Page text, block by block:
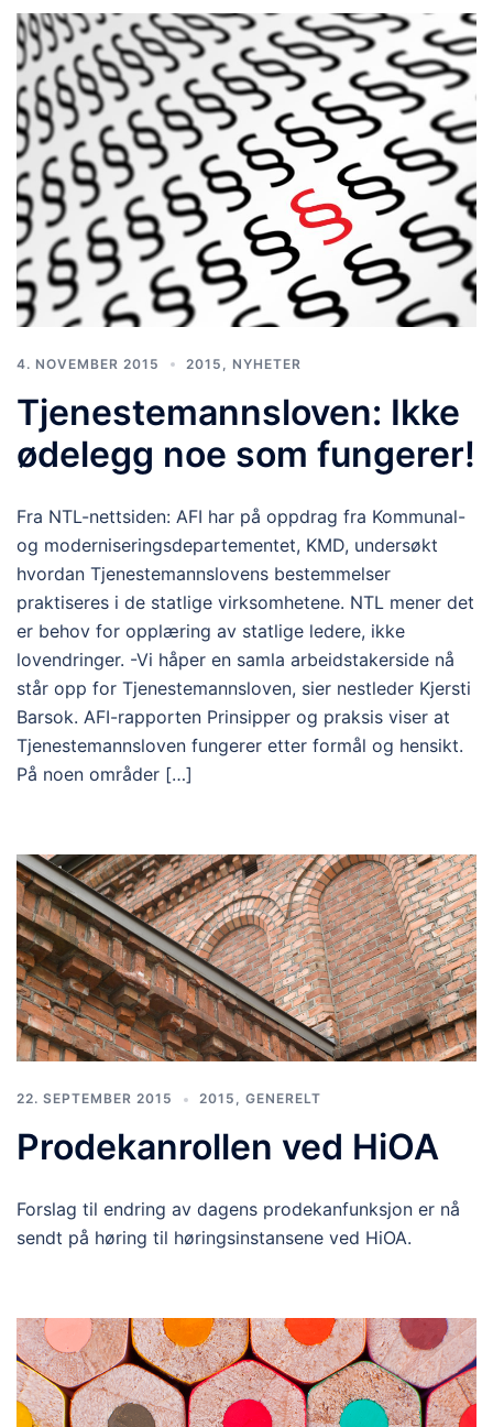
4. NOVEMBER 2015 2015 NYHETER
Tjenestemannsloven: Ikke
ødelegg noe som fungerer!
Fra NTL-nettsiden: AFI har på oppdrag fra Kommunal-
og moderniseringsdepartementet, KMD, undersøkt
hvordan Tjenestemannslovens bestemmelser
praktiseres i de statlige virksomhetene. NTL mener det
er behov for opplæring av statlige ledere, ikke
lovendringer. -Vi håper en samla arbeidstakerside nå
står opp for Tjenestemannsloven, sier nestleder Kjersti
Barsok. AFI-rapporten Prinsipper og praksis viser at
Tjenestemannsloven fungerer etter formål og hensikt.
På noen områder […]
22. SEPTEMBER 2015 2015 , GENERELT
Prodekanrollen ved HiOA
Forslag til endring av dagens prodekanfunksjon er nå
sendt på høring til høringsinstansene ved HiOA.